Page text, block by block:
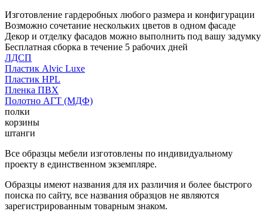
Изготовление гардеробных любого размера и конфигурации
Возможно сочетание нескольких цветов в одном фасаде
Декор и отделку фасадов можно выполнить под вашу задумку
Бесплатная сборка в течение 5 рабочих дней
ЛДСП
Пластик Alvic Luxe
Пластик HPL
Пленка ПВХ
Полотно АГТ (МДФ)
полки
корзины
штанги
Все образцы мебели изготовлены по индивидуальному
проекту в единственном экземпляре.
Образцы имеют названия для их различия и более быстрого
поиска по сайту, все названия образцов не являются
зарегистрированным товарным знаком.